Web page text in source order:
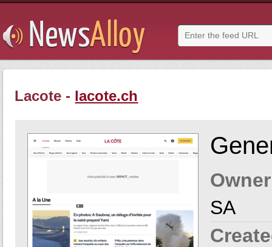
Lacote - lacote.ch
SA